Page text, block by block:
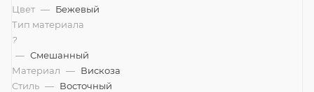
Цвет — Бежевый
Тип материала
?
— Смешанный
Материал — Вискоза
Стиль — Восточный